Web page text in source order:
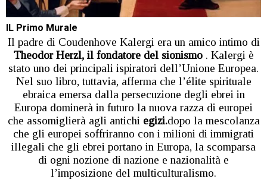
IL Primo Murale
Il padre di Coudenhove Kalergi era un amico intimo di
Theodor Herzl, il fondatore del sionismo. Kalergi è
stato uno dei principali ispiratori dell’Unione Europea.
Nel suo libro, tuttavia, afferma che l’élite spirituale
ebraica emersa dalla persecuzione degli ebrei in
Europa dominerà in futuro la nuova razza di europei
che assomiglierà agli antichi egizi.dopo la mescolanza
che gli europei soffriranno con i milioni di immigrati
illegali che gli ebrei portano in Europa, la scomparsa
di ogni nozione di nazione e nazionalità e
l’imposizione del multiculturalismo.